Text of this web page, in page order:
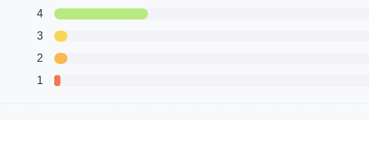
4
3
2
1